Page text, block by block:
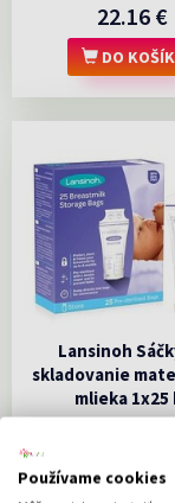
Používame cookies
22.16 €
DO
Lansinoh
skladovanie
mlieka 1x25
15.61 €